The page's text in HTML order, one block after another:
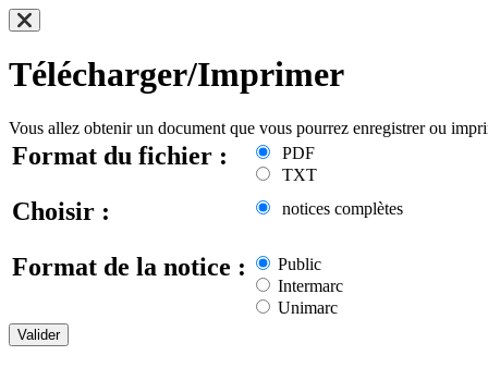
Télécharger/Imprimer
Vous allez obtenir un document que vous pourrez enregistrer ou
Format du fichier :
PDF
TXT
Choisir : notices complètes
Format de la notice :
Public
Intermarc
Unimarc